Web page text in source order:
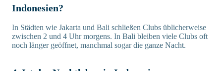
Indonesien?
In Städten wie Jakarta und Bali schließen Clubs üblicherweise
zwischen 2 und 4 Uhr morgens. In Bali bleiben viele Clubs oft
noch länger geöffnet, manchmal sogar die ganze Nacht.